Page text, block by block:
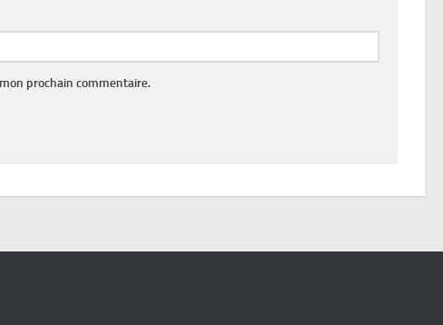
prochain commentaire.